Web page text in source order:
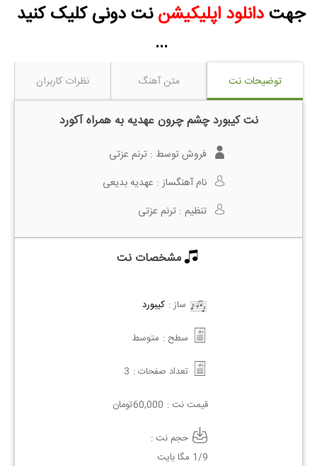
جهتدانلود اپلیکیشن نت دونی کلیک کنید
...
توضیحات نت متن آهنگ نظرات کاربران
نت کیبورد چشم چرون عهدیه به همراه آکورد
فروش توسط : ترنم عزتی
نام آهنگساز : عهدیه بدیعی
تنظیم : ترنم عزتی
مشخصات نت
ساز : کیبورد
سطح : متوسط
تعداد صفحات : 3
قیمت نت : 60,000تومان
حجم نت :
1/9 مگا بایت